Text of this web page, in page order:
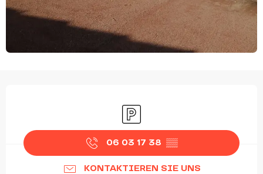
Parkplatz
06 03 17 38 ▒▒
KONTAKTIEREN SIE UNS